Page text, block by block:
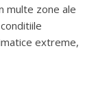
multe zone ale
extreme,